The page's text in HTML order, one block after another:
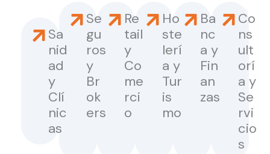
Sa
nid
ad
y
Clí
nic
as
Se
gu
ros
y
Br
ok
ers
Re
tail
y
Co
me
rci
o
Ho
ste
lerí
a y
Tur
is
mo
Ba
nc
a y
Fin
an
zas
Co
ns
ult
orí
a y
Se
rvi
cio
s